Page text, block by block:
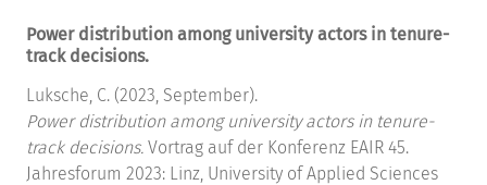
Power distribution among university actors in tenure-
track decisions.
Luksche, C. (2023, September).
Power distribution among university actors in tenure-
track decisions. Vortrag auf der Konferenz EAIR 45.
Jahresforum 2023: Linz, University of Applied Sciences